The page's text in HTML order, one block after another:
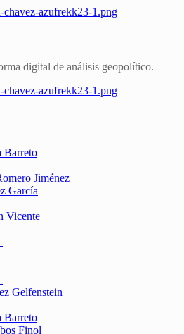
digital de análisis geopolítico.
Barreto
Jiménez
García
Vicente
Gelfenstein
Barreto
Finol